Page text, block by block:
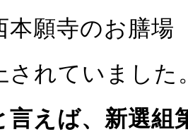
本願寺のお膳場
されていました
言えば、新選組